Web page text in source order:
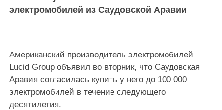
электромобилей из Саудовской Аравии
Американский производитель электромобилей
Lucid Group объявил во вторник, что Саудовская
Аравия согласилась купить у него до 100 000
электромобилей в течение следующего
десятилетия.